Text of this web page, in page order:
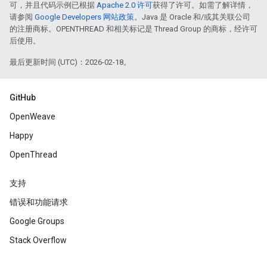
可，并且代码示例已根据 Apache 2.0 许可获得了许可。如需了解详情，
请参阅 Google Developers 网站政策。Java 是 Oracle 和/或其关联公司
的注册商标。OPENTHREAD 和相关标记是 Thread Group 的商标，经许可
后使用。
最后更新时间 (UTC)：2026-02-18。
GitHub
OpenWeave
Happy
OpenThread
支持
错误和功能请求
Google Groups
Stack Overflow